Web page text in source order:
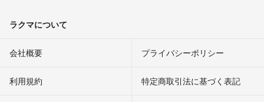
ラクマについて
会社概要 プライバシーポリシー
利用規約 特定商取引法に基づく表記